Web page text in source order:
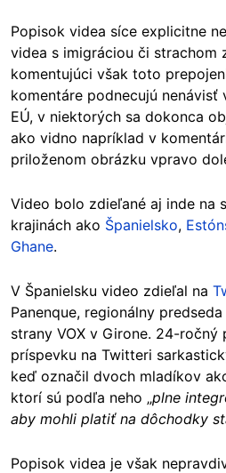
Popisok videa síce explicitne
videa s imigráciou či strachom
komentujúci však toto
komentáre podnecujú
EÚ, v niektorých sa dokonca
ako vidno napríklad v
priloženom obrázku vpravo
Video bolo zdieľané aj inde na
krajinách ako Španielsko,
Ghane.
V Španielsku video zdieľal na
Panenque, regionálny
strany VOX v Girone. 24-
príspevku na Twitteri
keď označil dvoch mladíkov
ktorí sú podľa neho „plne
aby mohli platiť na dôchodky
Popisok videa je však